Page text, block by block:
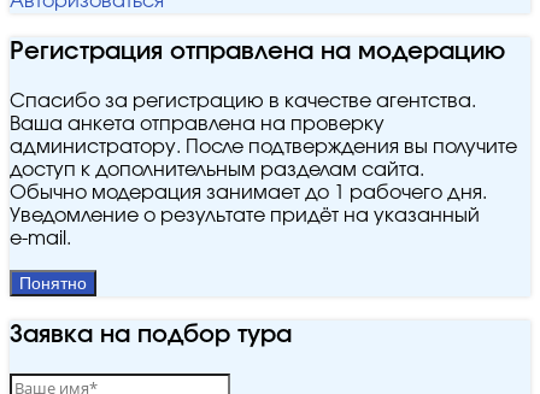
Регистрация отправлена на модерацию
Спасибо за регистрацию в качестве агентства.
Ваша анкета отправлена на проверку
администратору. После подтверждения вы получите
доступ к дополнительным разделам сайта.
Обычно модерация занимает до 1 рабочего дня.
Уведомление о результате придёт на указанный
e‑mail.
Понятно
Заявка на подбор тура